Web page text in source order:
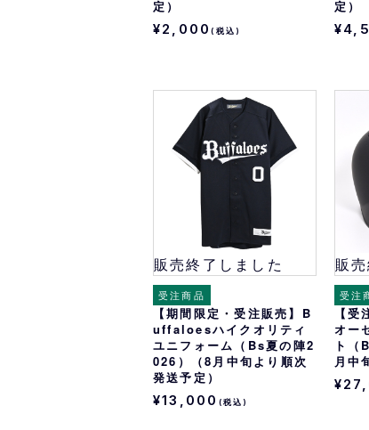
定）
¥2,000(税込)
定）
販売終了しました
受注商品
【期間限定・受注販売】B
uffaloesハイクオリティ
ユニフォーム（Bs夏の陣2
026）（8月中旬より順次
発送予定）
¥13,000 (税込)
販
受注
【
オー
ト（
月中